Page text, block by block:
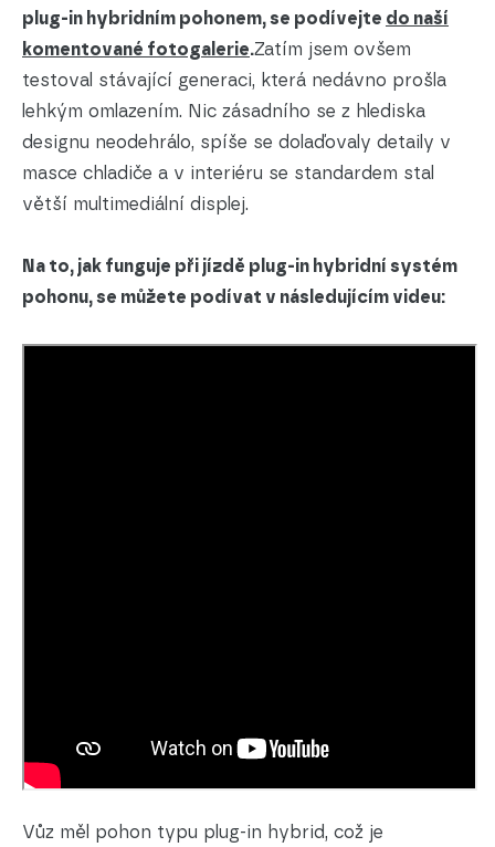
plug-in hybridním pohonem, se podívejte do naší
komentované fotogalerie.Zatím jsem ovšem
testoval stávající generaci, která nedávno prošla
lehkým omlazením. Nic zásadního se z hlediska
designu neodehrálo, spíše se dolaďovaly detaily v
masce chladiče a v interiéru se standardem stal
větší multimediální displej.
Na to, jak funguje při jízdě plug-in hybridní systém
pohonu, se můžete podívat v následujícím videu:
Vůz měl pohon typu plug-in hybrid, což je